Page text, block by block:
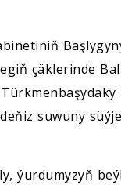
çäklerinde
suwuny
ýurdumyzyň